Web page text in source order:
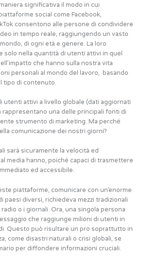
significativa il modo in cui
social come Facebook,
consentono alle persone di condividere
in tempo reale, raggiungendo un vasto
di ogni età e genere. La loro
solo nella quantità di utenti attivi in quel
che hanno sulla nostra vita
personali al mondo del lavoro, basando
tipo di contenuto.
utenti attivi a livello globale (dati aggiornati
rappresentano una delle principali fonti di
strumento di marketing. Ma perché
comunicazione dei nostri giorni?
sarà sicuramente la velocità ed
media hanno, poiché capaci di trasmettere
ed accessibile.
piattaforme, comunicare con un’enorme
diversi, richiedeva mezzi tradizionali
o i giornali. Ora, una singola persona
che raggiunge milioni di utenti in
Questo può risultare un pro soprattutto in
come disastri naturali o crisi globali, se
per diffondere informazioni cruciali.